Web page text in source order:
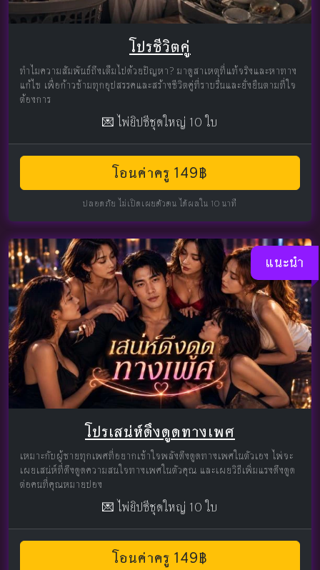
โปรชีวิตคู่
ทำไมความสัมพันธ์ถึงเต็มไปด้วยปัญหา? มาดูสาเหตุที่แท้จริงและหาทาง
แก้ไข เพื่อก้าวข้ามทุกอุปสรรคและสร้างชีวิตคู่ที่ราบรื่นและยั่งยืนตามที่ใจ
ต้องการ
💌 ไพ่ยิปซีชุดใหญ่ 10 ใบ
โอนค่าครู 149฿
ปลอดภัย ไม่เปิดเผยตัวตน ได้ผลใน 10 นาที
แนะนำ
โปรเสน่ห์ดึงดูดทางเพศ
เหมาะกับผู้ชายทุกเพศที่อยากเข้าใจพลังดึงดูดทางเพศในตัวเอง ไพ่จะ
เผยเสน่ห์ที่ดึงดูดความสนใจทางเพศในตัวคุณ และเผยวิธีเพิ่มแรงดึงดูด
ต่อคนที่คุณหมายปอง
💌 ไพ่ยิปซีชุดใหญ่ 10 ใบ
โอนค่าครู 149฿